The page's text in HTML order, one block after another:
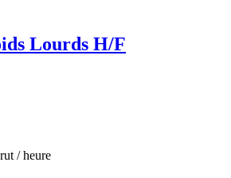
Lourds H/F
/ heure